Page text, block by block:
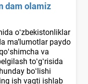
dam olamiz
oʻzbekistonliklar
ma’lumotlar paydo
va
toʻgʻrisida
boʻlishi
ish vaqti ishlab